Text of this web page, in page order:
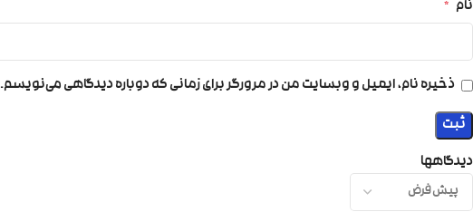
دیدگاهها
نام *
ذخیره نام، ایمیل و وبسایت من در مرورگر برای زمانی که دوباره دیدگاهی می‌نویسم.